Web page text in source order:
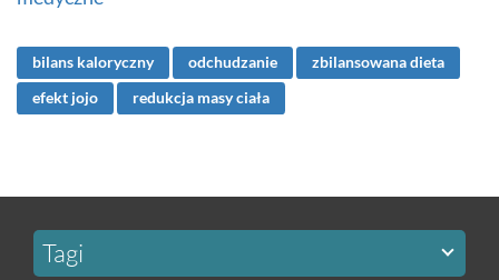
bilans kaloryczny odchudzanie
zbilansowana dieta
efekt jojo
redukcja masy ciała
Tagi